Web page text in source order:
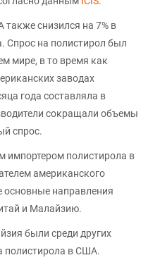
снизился на 7% в
Спрос на полистирол был
мире, в то время как
заводах
года составляла в
сокращали объемы
спрос.
импортером полистирола в
американского
основные направления
и Малайзию.
были среди других
полистирола в США.